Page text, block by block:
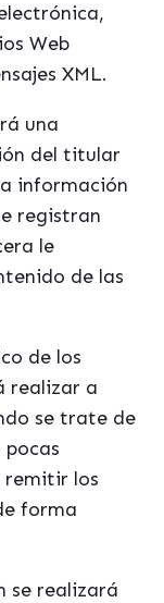
Web
XML.
una
del titular
información
registran
le
de las
de los
realizar a
se trate de
pocas
remitir los
forma
se realizará